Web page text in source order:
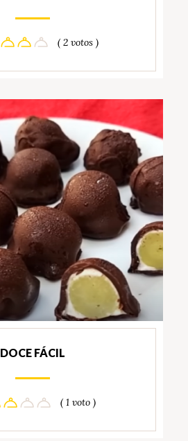
( 2 votos )
DOCE FÁCIL
( 1 voto )